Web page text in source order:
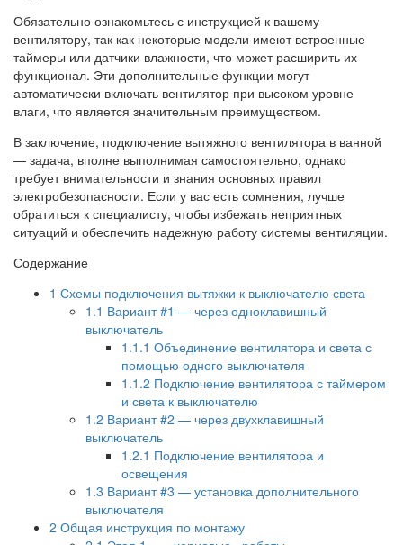
Обязательно ознакомьтесь с инструкцией к вашему
вентилятору, так как некоторые модели имеют встроенные
таймеры или датчики влажности, что может расширить их
функционал. Эти дополнительные функции могут
автоматически включать вентилятор при высоком уровне
влаги, что является значительным преимуществом.
В заключение, подключение вытяжного вентилятора в ванной
— задача, вполне выполнимая самостоятельно, однако
требует внимательности и знания основных правил
электробезопасности. Если у вас есть сомнения, лучше
обратиться к специалисту, чтобы избежать неприятных
ситуаций и обеспечить надежную работу системы вентиляции.
Содержание
1 Схемы подключения вытяжки к выключателю света
1.1 Вариант #1 — через одноклавишный
выключатель
1.1.1 Объединение вентилятора и света с
помощью одного выключателя
1.1.2 Подключение вентилятора с таймером
и света к выключателю
1.2 Вариант #2 — через двухклавишный
выключатель
1.2.1 Подключение вентилятора и
освещения
1.3 Вариант #3 — установка дополнительного
выключателя
2 Общая инструкция по монтажу